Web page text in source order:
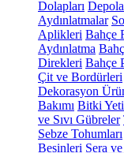
Dolapları
Aydınlatmalar
Aplikleri Bahçe
Aydınlatma
Direkleri Bahçe
Çit ve Bordürleri
Dekorasyon
Bakımı Bitki
ve Sıvı Gübreler
Sebze Tohumları
Besinleri Sera